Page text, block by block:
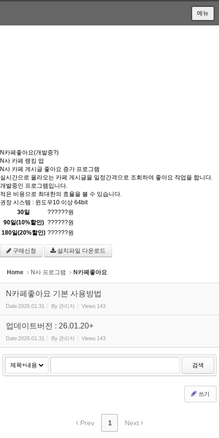
메뉴
N카페좋아요(개발중?)
N사 카페 랭킹 업
N사 카페 게시글 좋아요 증가 프로그램
실시간으로 올라오는 카페 게시글을 일정간격으로 조회하여 좋아요 작업을 합니다.
개발중인 프로그램입니다.
적은 비용으로 최대한의 효율을 볼 수 있습니다.
권장 시스템 : 윈도우10 이상 64bit
30일
??????원
90일(10%할인) ??????원
180일(20%할인) ??????원
구매신청 설치파일 다운로드
Home N사 프로그램 N카페좋아요
N카페좋아요 기본 사용방법
Date2026.01.31 By 관리자 Views 143
업데이트버전 : 26.01.20+
Date2026.01.31 By 관리자 Views 143
검색
쓰기
Prev 1 Next
Sketchbook5, 스케치북5